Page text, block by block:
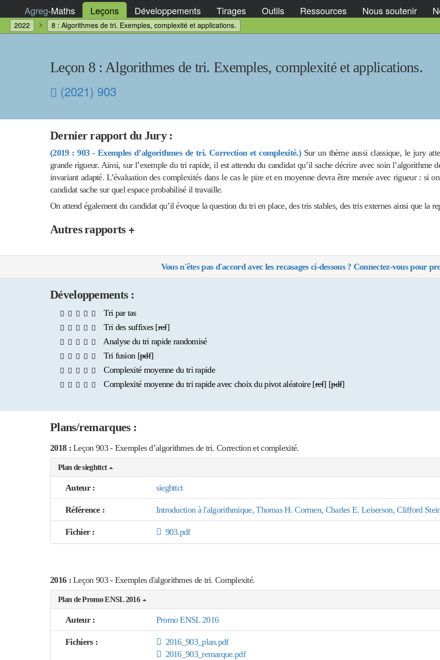
Agreg-Maths Leçons Développements Tirages Outils Ressources Nous soutenir
2022 8 : Algorithmes de tri. Exemples, complexité et applications.
Leçon 8 : Algorithmes de tri. Exemples, complexité et applications.
(2021) 903
Dernier rapport du Jury :
(2019 : 903 - Exemples d’algorithmes de tri. Correction et complexité.)Sur un thème aussi classique, le jury
grande rigueur. Ainsi, sur l’exemple du tri rapide, il est attendu du candidat qu’il sache décrire avec soin l’algorithme
invariant adapté. L’évaluation des complexités dans le cas le pire et en moyenne devra être menée avec rigueur : si
candidat sache sur quel espace probabilisé il travaille.
On attend également du candidat qu’il évoque la question du tri en place, des tris stables, des tris externes ainsi que la
Autres rapports +
Vous n'êtes pas d'accord avec les recasages ci-dessous ? Connectez-vous pour
Développements :
Tri par tas
Tri des suffixes [ref]
Analyse du tri rapide randomisé
Tri fusion [pdf]
Complexité moyenne du tri rapide
Complexité moyenne du tri rapide avec choix du pivot aléatoire [ref] [pdf]
Plans/remarques :
2018 :Leçon 903 - Exemples d’algorithmes de tri. Correction et complexité.
Plan de sieghttct
Auteur : sieghttct
Référence : Introduction à l'algorithmique, Thomas H. Cormen, Charles E. Leiserson, Clifford
Fichier : 903.pdf
2016 :Leçon 903 - Exemples d'algorithmes de tri. Complexité.
Plan de Promo ENSL 2016
Auteur : Promo ENSL 2016
Fichiers :
2016_903_plan.pdf
2016_903_remarque.pdf